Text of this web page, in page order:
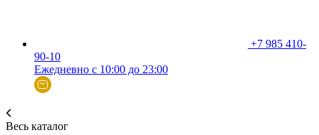
+7 985 410-
90-10
Ежедневно с 10:00 до 23:00
Весь каталог